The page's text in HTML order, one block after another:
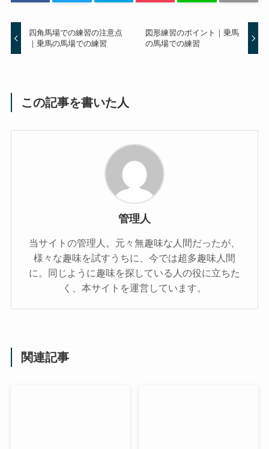
四角馬場での練習の注意点
｜乗馬の馬場での練習
図形練習のポイント｜乗馬
の馬場での練習
この記事を書いた人
管理人
当サイトの管理人。元々無趣味な人間だったが、
様々な趣味を試すうちに、今では超多趣味人間
に。同じように趣味を探している人の役に立ちた
く、本サイトを運営しています。
関連記事